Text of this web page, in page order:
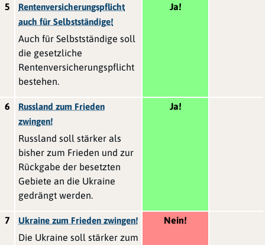
5
Rentenversicherungspflicht
auch für Selbstständige!
Auch für Selbstständige soll
die gesetzliche
Rentenversicherungspflicht
bestehen.
Ja!
6
Russland zum Frieden
zwingen!
Russland soll stärker als
bisher zum Frieden und zur
Rückgabe der besetzten
Gebiete an die Ukraine
gedrängt werden.
Ja!
7 Ukraine zum Frieden zwingen!
Die Ukraine soll stärker zum
Nein!